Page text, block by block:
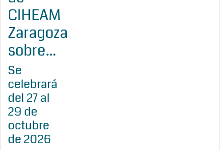
CIHEAM
Zaragoza
sobre...
Se
celebrará
del 27 al
29 de
octubre
de 2026